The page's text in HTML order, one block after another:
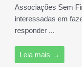
Associações Sem
interessadas em
responder ...
Leia mais →